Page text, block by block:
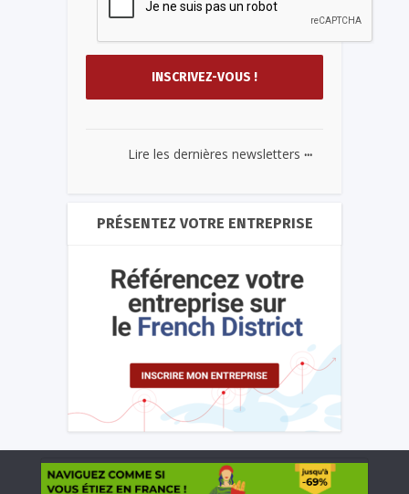
Lire les dernières newsletters ...
PRÉSENTEZ VOTRE ENTREPRISE